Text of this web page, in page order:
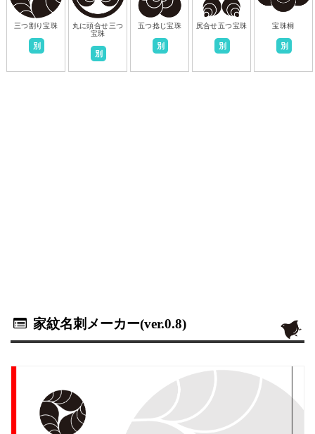
三つ割り宝珠
別
丸に頭合せ三つ
宝珠
別
五つ捻じ宝珠
別
尻合せ五つ宝珠
別
宝珠桐
別
家紋名刺メーカー(ver.0.8)